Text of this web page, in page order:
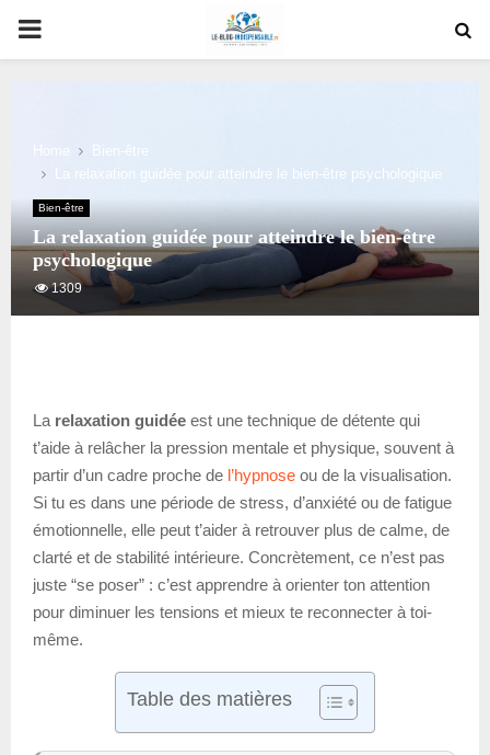
PRIMARY
Home
Bien-être
La relaxation guidée pour atteindre le bien-être psychologique
Bien-être
La relaxation guidée pour atteindre le bien-être
psychologique
1309
La relaxation guidée est une technique de détente qui
t’aide à relâcher la pression mentale et physique, souvent à
partir d’un cadre proche de l’hypnose ou de la visualisation.
Si tu es dans une période de stress, d’anxiété ou de fatigue
émotionnelle, elle peut t’aider à retrouver plus de calme, de
clarté et de stabilité intérieure. Concrètement, ce n’est pas
juste “se poser” : c’est apprendre à orienter ton attention
pour diminuer les tensions et mieux te reconnecter à toi-
même.
Table des matières